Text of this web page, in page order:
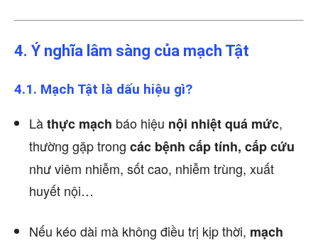
4. Ý nghĩa lâm sàng của mạch Tật
4.1. Mạch Tật là dấu hiệu gì?
Làthực mạch báo hiệu nội nhiệt quá mức,
thường gặp trong các bệnh cấp tính, cấp cứu
như viêm nhiễm, sốt cao, nhiễm trùng, xuất
huyết nội…
Nếu kéo dài mà không điều trị kịp thời, mạch